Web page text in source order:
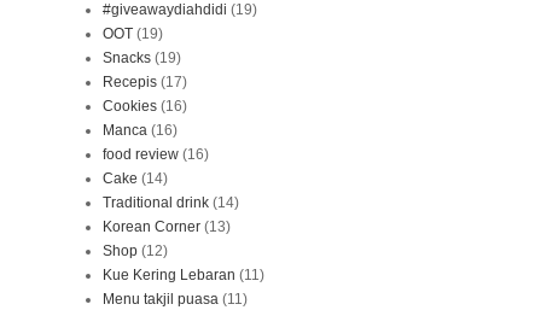
#giveawaydiahdidi (19)
OOT (19)
Snacks (19)
Recepis (17)
Cookies (16)
Manca (16)
food review (16)
Cake (14)
Traditional drink (14)
Korean Corner (13)
Shop (12)
Kue Kering Lebaran (11)
Menu takjil puasa (11)